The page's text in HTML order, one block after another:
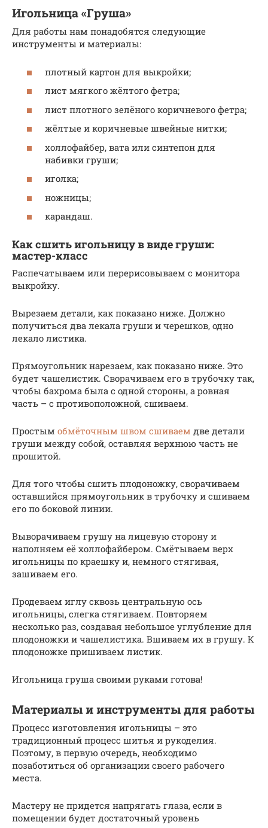
Игольница «Груша»
Для работы нам понадобятся следующие
инструменты и материалы:
плотный картон для выкройки;
лист мягкого жёлтого фетра;
лист плотного зелёного коричневого фетра;
жёлтые и коричневые швейные нитки;
холлофайбер, вата или синтепон для
набивки груши;
иголка;
ножницы;
карандаш.
Как сшить игольницу в виде груши:
мастер-класс
Распечатываем или перерисовываем с монитора
выкройку.
Вырезаем детали, как показано ниже. Должно
получиться два лекала груши и черешков, одно
лекало листика.
Прямоугольник нарезаем, как показано ниже. Это
будет чашелистик. Сворачиваем его в трубочку так,
чтобы бахрома была с одной стороны, а ровная
часть – с противоположной, сшиваем.
Простым обмёточным швом сшиваем две детали
груши между собой, оставляя верхнюю часть не
прошитой.
Для того чтобы сшить плодоножку, сворачиваем
оставшийся прямоугольник в трубочку и сшиваем
его по боковой линии.
Выворачиваем грушу на лицевую сторону и
наполняем её холлофайбером. Смётываем верх
игольницы по краешку и, немного стягивая,
зашиваем его.
Продеваем иглу сквозь центральную ось
игольницы, слегка стягиваем. Повторяем
несколько раз, создавая небольшое углубление для
плодоножки и чашелистика. Вшиваем их в грушу. К
плодоножке пришиваем листик.
Игольница груша своими руками готова!
Материалы и инструменты для работы
Процесс изготовления игольницы – это
традиционный процесс шитья и рукоделия.
Поэтому, в первую очередь, необходимо
позаботиться об организации своего рабочего
места.
Мастеру не придется напрягать глаза, если в
помещении будет достаточный уровень